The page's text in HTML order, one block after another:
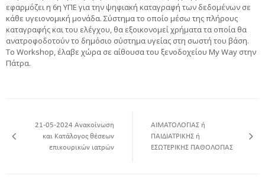
εφαρμόζει η 6η ΥΠΕ για την ψηφιακή καταγραφή των δεδομένων σε
κάθε υγειονομική μονάδα. Σύστημα το οποίο μέσω της πλήρους
καταγραφής και του ελέγχου, θα εξοικονομεί χρήματα τα οποία θα
ανατροφοδοτούν το δημόσιο σύστημα υγείας στη σωστή του βάση.
Το Workshop, έλαβε χώρα σε αίθουσα του ξενοδοχείου My Way στην
Πάτρα.
21-05-2024 Ανακοίνωση
και Κατάλογος θέσεων
επικουρικών ιατρών
ΑΙΜΑΤΟΛΟΓΙΑΣ ή
ΠΑΙΔΙΑΤΡΙΚΗΣ ή
ΕΣΩΤΕΡΙΚΗΣ ΠΑΘΟΛΟΓΙΑΣ